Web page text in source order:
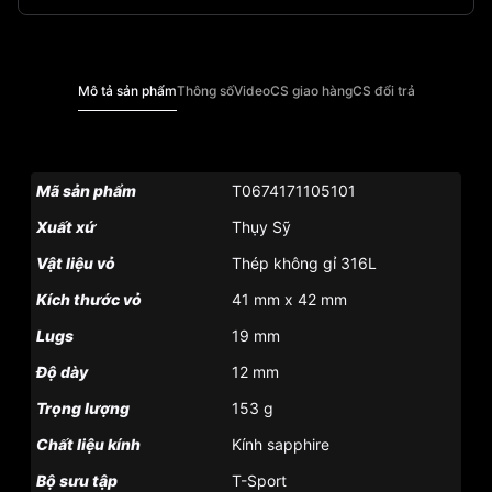
Mô tả sản phẩmThông sốVideoCS giao hàngCS đổi trả
Mã sản phẩm
T0674171105101
Xuất xứ
Thụy Sỹ
Vật liệu vỏ
Thép không gỉ 316L
Kích thước vỏ
41 mm x 42 mm
Lugs
19 mm
Độ dày
12 mm
Trọng lượng
153 g
Chất liệu kính
Kính sapphire
Bộ sưu tập
T-Sport